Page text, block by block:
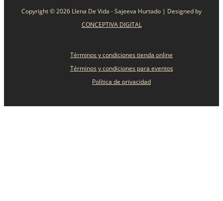
Copyright © 2026 Llena De Vida - Sajeeva Hurtado | Designed by
CONCEPTIVA DIGITAL
Términos y condiciones tienda online
Términos y condiciones para eventos
Política de privacidad